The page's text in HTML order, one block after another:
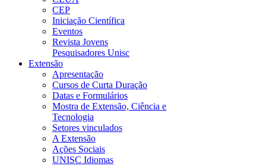
CEP
Iniciação Científica
Eventos
Revista Jovens
Pesquisadores Unisc
Extensão
Apresentação
Cursos de Curta Duração
Datas e Formulários
Mostra de Extensão, Ciência e
Tecnologia
Setores vinculados
A Extensão
Ações Sociais
UNISC Idiomas